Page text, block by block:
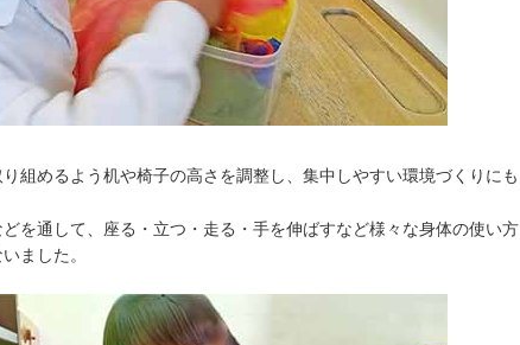
組めるよう机や椅子の高さを調整し、集中しやすい環境づくりにも
を通して、座る・立つ・走る・手を伸ばすなど様々な身体の使い方
ました。